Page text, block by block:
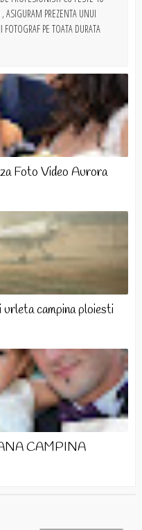
ASIGURAM PREZENTA UNUI
PE TOATA DURATA
Foto Video Aurora
campina ploiesti
CAMPINA